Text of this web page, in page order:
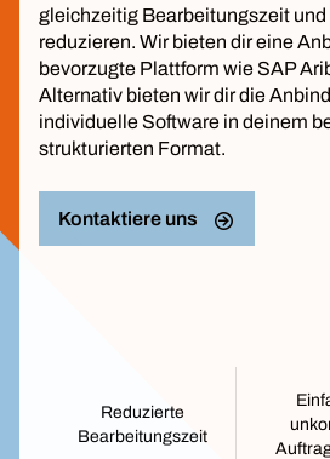
gleichzeitig Bearbeitungszeit und
reduzieren. Wir bieten dir eine
bevorzugte Plattform wie SAP
Alternativ bieten wir dir die
individuelle Software in deinem
strukturierten Format.
Kontaktiere uns
Reduzierte
Bearbeitungszeit